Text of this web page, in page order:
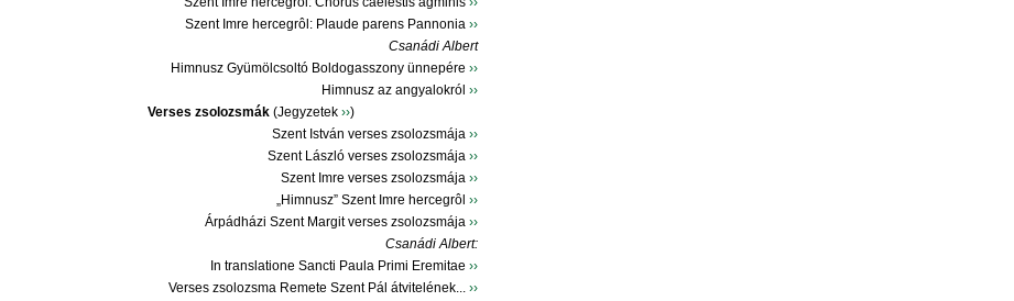
Szent Imre hercegrôl: Plaude parens Pannonia››
Csanádi Albert
Himnusz Gyümölcsoltó Boldogasszony ünnepére››
Himnusz az angyalokról››
Verses zsolozsmák(Jegyzetek››)
Szent István verses zsolozsmája››
Szent László verses zsolozsmája››
Szent Imre verses zsolozsmája››
„Himnusz” Szent Imre hercegrôl››
Árpádházi Szent Margit verses zsolozsmája››
Csanádi Albert:
In translatione Sancti Paula Primi Eremitae››
Verses zsolozsma Remete Szent Pál átvitelének...››